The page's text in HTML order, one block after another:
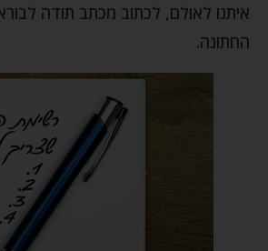
איתנו לאולם, לכתוב מכתב תודה לבורא
החתונה.